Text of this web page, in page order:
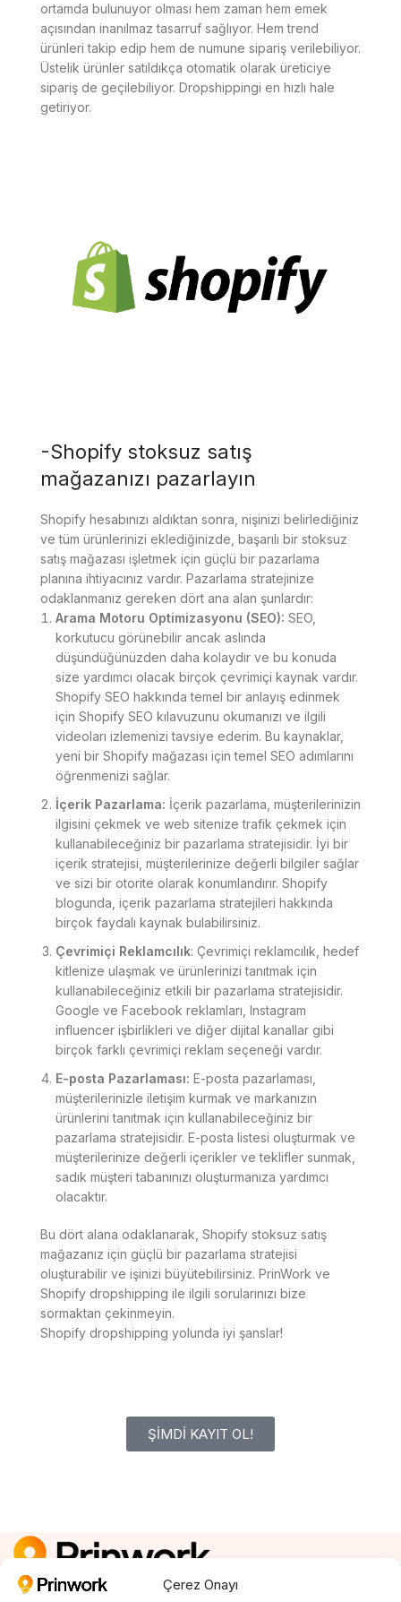
Çerez Onayı
ortamda bulunuyor olması hem zaman hem emek
açısından inanılmaz tasarruf sağlıyor. Hem trend
ürünleri takip edip hem de numune sipariş verilebiliyor.
Üstelik ürünler satıldıkça otomatik olarak üreticiye
sipariş de geçilebiliyor. Dropshippingi en hızlı hale
getiriyor.
-Shopify stoksuz satış
mağazanızı pazarlayın
Shopify hesabınızı aldıktan sonra, nişinizi belirlediğiniz
ve tüm ürünlerinizi eklediğinizde, başarılı bir stoksuz
satış mağazası işletmek için güçlü bir pazarlama
planına ihtiyacınız vardır. Pazarlama stratejinize
odaklanmanız gereken dört ana alan şunlardır:
Arama Motoru Optimizasyonu (SEO): SEO,
korkutucu görünebilir ancak aslında
düşündüğünüzden daha kolaydır ve bu konuda
size yardımcı olacak birçok çevrimiçi kaynak vardır.
Shopify SEO hakkında temel bir anlayış edinmek
için Shopify SEO kılavuzunu okumanızı ve ilgili
videoları izlemenizi tavsiye ederim. Bu kaynaklar,
yeni bir Shopify mağazası için temel SEO adımlarını
öğrenmenizi sağlar.
İçerik Pazarlama: İçerik pazarlama, müşterilerinizin
ilgisini çekmek ve web sitenize trafik çekmek için
kullanabileceğiniz bir pazarlama stratejisidir. İyi bir
içerik stratejisi, müşterilerinize değerli bilgiler sağlar
ve sizi bir otorite olarak konumlandırır. Shopify
blogunda, içerik pazarlama stratejileri hakkında
birçok faydalı kaynak bulabilirsiniz.
Çevrimiçi Reklamcılık: Çevrimiçi reklamcılık, hedef
kitlenize ulaşmak ve ürünlerinizi tanıtmak için
kullanabileceğiniz etkili bir pazarlama stratejisidir.
Google ve Facebook reklamları, Instagram
influencer işbirlikleri ve diğer dijital kanallar gibi
birçok farklı çevrimiçi reklam seçeneği vardır.
E-posta Pazarlaması: E-posta pazarlaması,
müşterilerinizle iletişim kurmak ve markanızın
ürünlerini tanıtmak için kullanabileceğiniz bir
pazarlama stratejisidir. E-posta listesi oluşturmak ve
müşterilerinize değerli içerikler ve teklifler sunmak,
sadık müşteri tabanınızı oluşturmanıza yardımcı
olacaktır.
Bu dört alana odaklanarak, Shopify stoksuz satış
mağazanız için güçlü bir pazarlama stratejisi
oluşturabilir ve işinizi büyütebilirsiniz. PrinWork ve
Shopify dropshipping ile ilgili sorularınızı bize
sormaktan çekinmeyin.
Shopify dropshipping yolunda iyi şanslar!
ŞİMDİ KAYIT OL!
Kayıt Ol